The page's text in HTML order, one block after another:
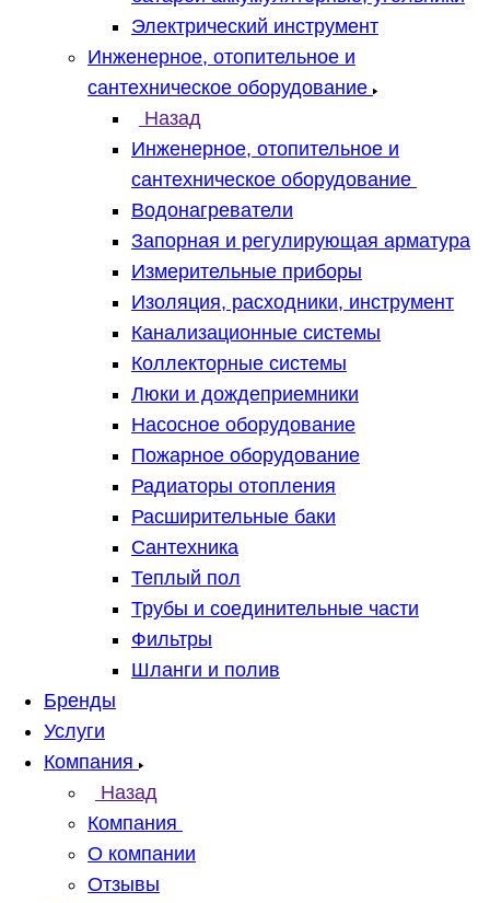
Электрический инструмент
Инженерное, отопительное и
сантехническое оборудование
Назад
Инженерное, отопительное и
сантехническое оборудование
Водонагреватели
Запорная и регулирующая арматура
Измерительные приборы
Изоляция, расходники, инструмент
Канализационные системы
Коллекторные системы
Люки и дождеприемники
Насосное оборудование
Пожарное оборудование
Радиаторы отопления
Расширительные баки
Сантехника
Теплый пол
Трубы и соединительные части
Фильтры
Шланги и полив
Бренды
Услуги
Компания
Назад
Компания
О компании
Отзывы